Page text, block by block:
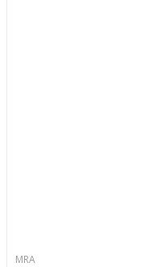
MRA